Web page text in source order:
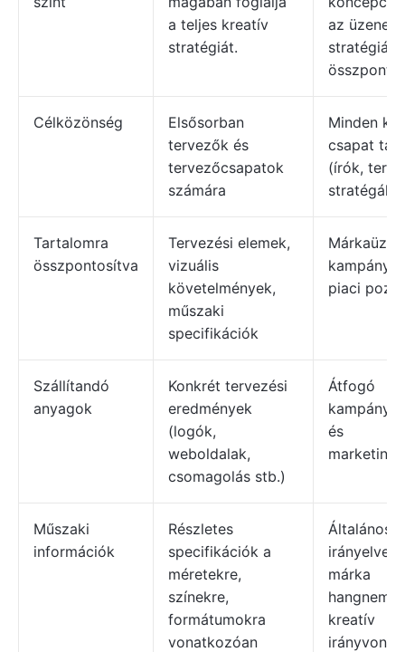
a teljes kreatív
stratégiát.
az
stratégiára
Célközönség
Elsősorban
tervezők és
tervezőcsapatok
számára
Minden
csapat
(írók,
stratégák)
Tartalomra
összpontosítva
Tervezési elemek,
vizuális
követelmények,
műszaki
specifikációk
piaci
Szállítandó
anyagok
Konkrét tervezési
eredmények
(logók,
weboldalak,
csomagolás stb.)
Átfogó
és
Műszaki
információk
Részletes
specifikációk a
méretekre,
színekre,
formátumokra
vonatkozóan
Általános
irányelvek
márka
kreatív